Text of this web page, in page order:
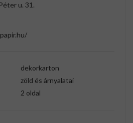
u. 31.
dekorkarton
zöld és árnyalatai
2 oldal